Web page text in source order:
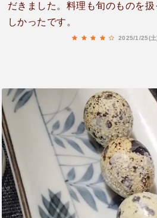
だきました。料理も旬のものを
しかったです。
2025/1/25(土